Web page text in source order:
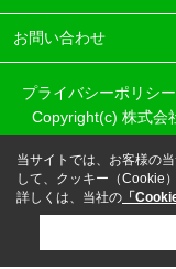
お問い合わせ
プライバシーポリシー
Copyright(c) 株式会
当サイトでは、お客様の
して、クッキー（Cookie
詳しくは、当社の 「